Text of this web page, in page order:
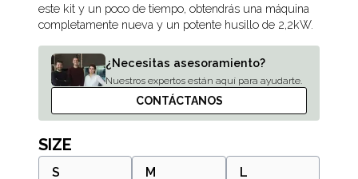
este kit y un poco de tiempo, obtendrás una máquina
completamente nueva y un potente husillo de 2,2kW.
¿Necesitas asesoramiento?
Nuestros expertos están aquí para ayudarte.
CONTÁCTANOS
SIZE
S M L